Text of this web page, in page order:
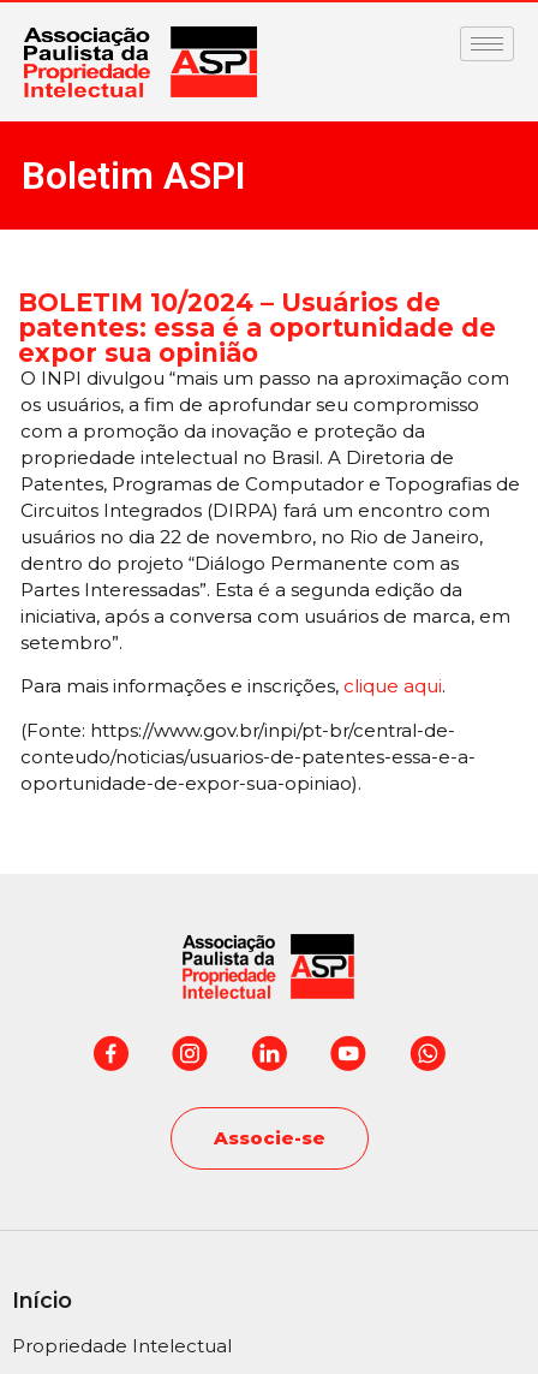
Boletim ASPI
BOLETIM 10/2024 – Usuários de
patentes: essa é a oportunidade de
expor sua opinião
O INPI divulgou “mais um passo na aproximação com
os usuários, a fim de aprofundar seu compromisso
com a promoção da inovação e proteção da
propriedade intelectual no Brasil. A Diretoria de
Patentes, Programas de Computador e Topografias de
Circuitos Integrados (DIRPA) fará um encontro com
usuários no dia 22 de novembro, no Rio de Janeiro,
dentro do projeto “Diálogo Permanente com as
Partes Interessadas”. Esta é a segunda edição da
iniciativa, após a conversa com usuários de marca, em
setembro”.
Para mais informações e inscrições, clique aqui.
(Fonte: https://www.gov.br/inpi/pt-br/central-de-
conteudo/noticias/usuarios-de-patentes-essa-e-a-
oportunidade-de-expor-sua-opiniao).
Associe-se
Início
Propriedade Intelectual